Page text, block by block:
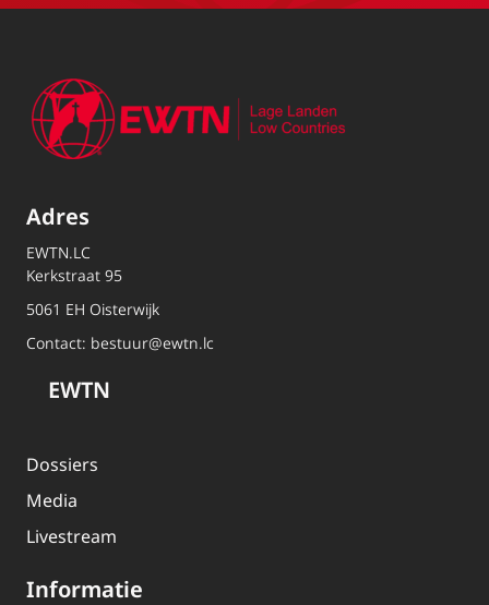
Adres
EWTN.LC
Kerkstraat 95
5061 EH Oisterwijk
Contact: bestuur@ewtn.lc
EWTN
Dossiers
Media
Livestream
Informatie